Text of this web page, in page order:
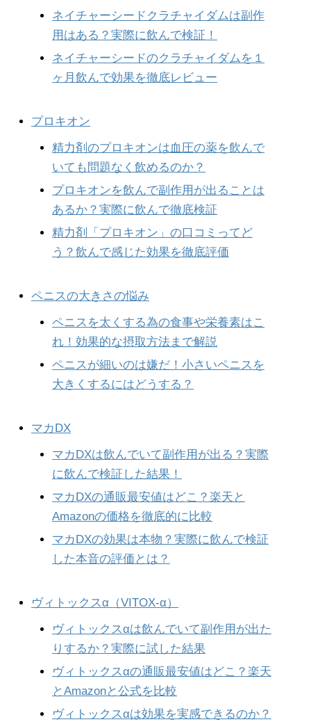
ネイチャーシードクラチャイダムは副作
用はある？実際に飲んで検証！
ネイチャーシードのクラチャイダムを１
ヶ月飲んで効果を徹底レビュー
プロキオン
精力剤のプロキオンは血圧の薬を飲んで
いても問題なく飲めるのか？
プロキオンを飲んで副作用が出ることは
あるか？実際に飲んで徹底検証
精力剤「プロキオン」の口コミってど
う？飲んで感じた効果を徹底評価
ペニスの大きさの悩み
ペニスを太くする為の食事や栄養素はこ
れ！効果的な摂取方法まで解説
ペニスが細いのは嫌だ！小さいペニスを
大きくするにはどうする？
マカDX
マカDXは飲んでいて副作用が出る？実際
に飲んで検証した結果！
マカDXの通販最安値はどこ？楽天と
Amazonの価格を徹底的に比較
マカDXの効果は本物？実際に飲んで検証
した本音の評価とは？
ヴィトックスα（VITOX-α）
ヴィトックスαは飲んでいて副作用が出た
りするか？実際に試した結果
ヴィトックスαの通販最安値はどこ？楽天
とAmazonと公式を比較
ヴィトックスαは効果を実感できるのか？